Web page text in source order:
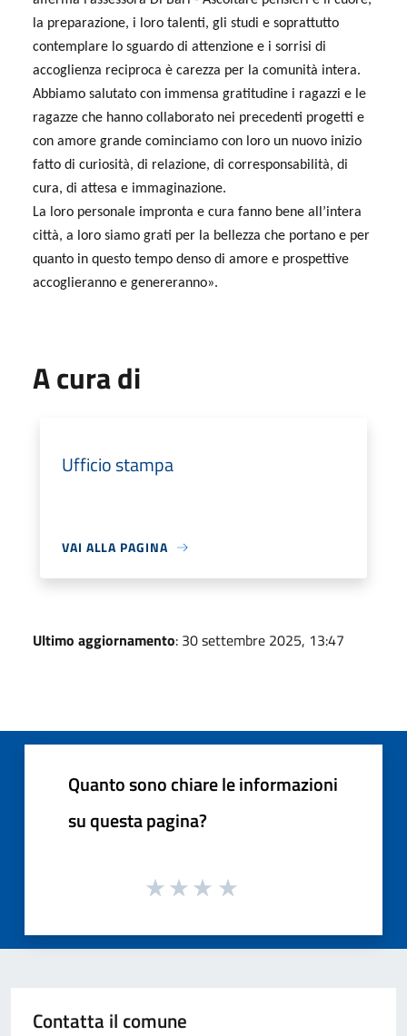
la preparazione, i loro talenti, gli studi e soprattutto
contemplare lo sguardo di attenzione e i sorrisi di
accoglienza reciproca è carezza per la comunità intera.
Abbiamo salutato con immensa gratitudine i ragazzi e le
ragazze che hanno collaborato nei precedenti progetti e
con amore grande cominciamo con loro un nuovo inizio
fatto di curiosità, di relazione, di corresponsabilità, di
cura, di attesa e immaginazione.
La loro personale impronta e cura fanno bene all’intera
città, a loro siamo grati per la bellezza che portano e per
quanto in questo tempo denso di amore e prospettive
accoglieranno e genereranno».
A cura di
Ufficio stampa
VAI ALLA PAGINA
Ultimo aggiornamento: 30 settembre 2025, 13:47
Quanto sono chiare le informazioni
su questa pagina?
Contatta il comune